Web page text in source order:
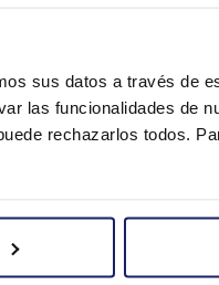
sus datos a través de
las funcionalidades de
rechazarlos todos.